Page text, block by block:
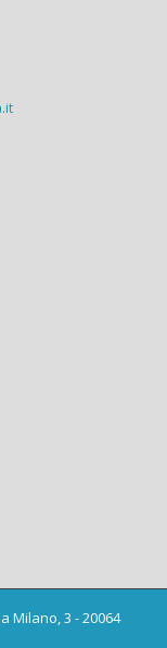
Milano, 3 - 20064